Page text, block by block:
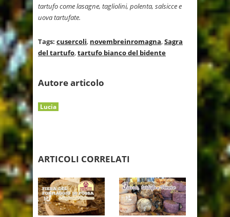
tartufo come lasagne, tagliolini, polenta, salsicce e
uova tartufate.
Tags: cusercoli, novembreinromagna,Sagra
del tartufo,tartufo bianco del bidente
Autore articolo
Lucia
ARTICOLI CORRELATI